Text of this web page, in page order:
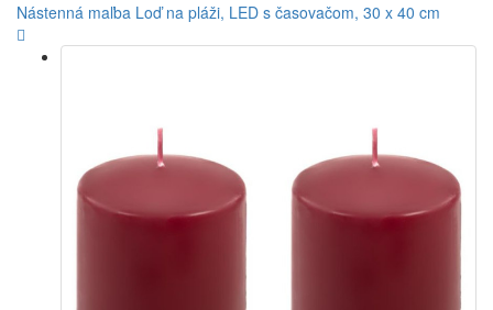
Nástenná maľba Loď na pláži, LED s časovačom, 30 x 40 cm